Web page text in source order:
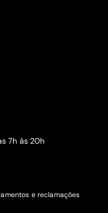
7h às 20h
e reclamações